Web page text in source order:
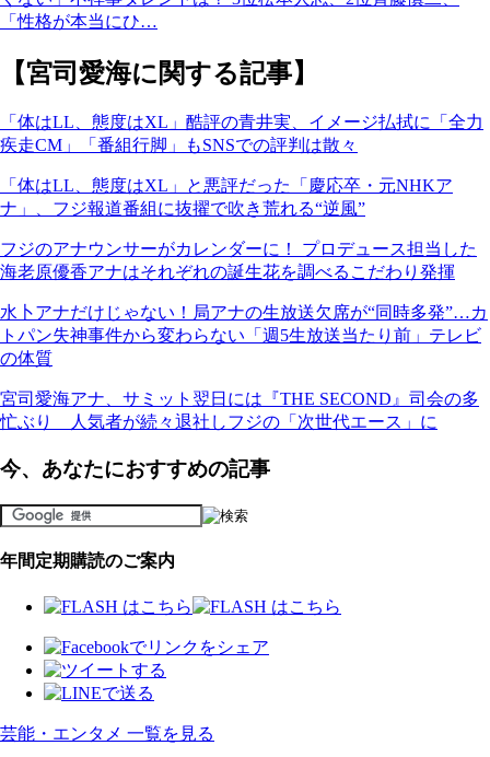
「性格が本当にひ…
【宮司愛海に関する記事】
「体はLL、態度はXL」酷評の青井実、イメージ払拭に「全力
疾走CM」「番組行脚」もSNSでの評判は散々
「体はLL、態度はXL」と悪評だった「慶応卒・元NHKア
ナ」、フジ報道番組に抜擢で吹き荒れる“逆風”
フジのアナウンサーがカレンダーに！ プロデュース担当した
海老原優香アナはそれぞれの誕生花を調べるこだわり発揮
水卜アナだけじゃない！局アナの生放送欠席が“同時多発”…カ
トパン失神事件から変わらない「週5生放送当たり前」テレビ
の体質
宮司愛海アナ、サミット翌日には『THE SECOND』司会の多
忙ぶり 人気者が続々退社しフジの「次世代エース」に
今、あなたにおすすめの記事
年間定期購読のご案内
芸能・エンタメ 一覧を見る